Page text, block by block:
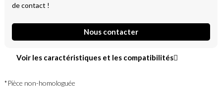
de contact !
Nous contacter
Voir les caractéristiques et les compatibilités
*Pièce non-homologuée